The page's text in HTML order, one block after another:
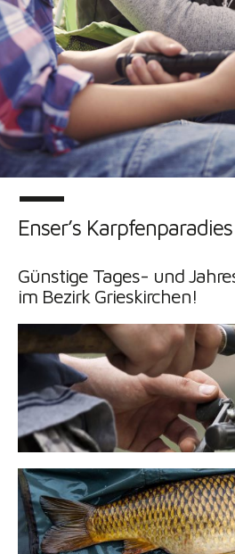
Enser’s
Günstige Tages- und
im Bezirk Grieskirchen!